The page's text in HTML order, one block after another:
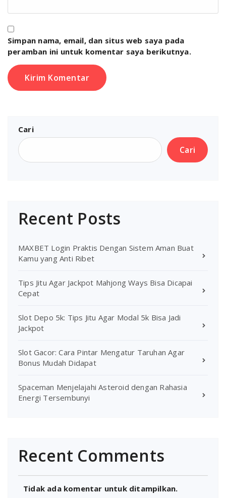
Simpan nama, email, dan situs web saya pada
peramban ini untuk komentar saya berikutnya.
Cari
Cari
Recent Posts
MAXBET Login Praktis Dengan Sistem Aman Buat
Kamu yang Anti Ribet
Tips Jitu Agar Jackpot Mahjong Ways Bisa Dicapai
Cepat
Slot Depo 5k: Tips Jitu Agar Modal 5k Bisa Jadi
Jackpot
Slot Gacor: Cara Pintar Mengatur Taruhan Agar
Bonus Mudah Didapat
Spaceman Menjelajahi Asteroid dengan Rahasia
Energi Tersembunyi
Recent Comments
Tidak ada komentar untuk ditampilkan.